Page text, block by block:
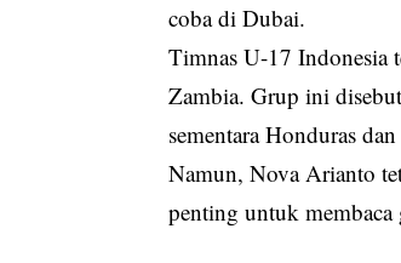
coba di Dubai.
Timnas U-17 Indonesia
Zambia. Grup ini
sementara Honduras
Namun, Nova Arianto
penting untuk membaca